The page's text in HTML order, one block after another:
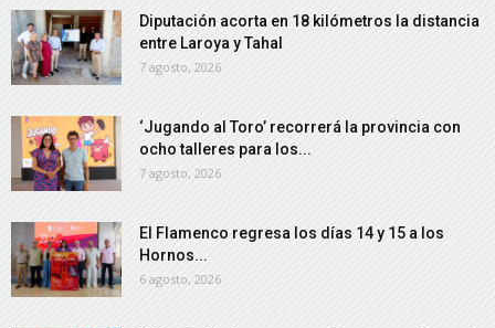
Diputación acorta en 18 kilómetros la distancia
entre Laroya y Tahal
7 agosto, 2026
‘Jugando al Toro’ recorrerá la provincia con
ocho talleres para los...
7 agosto, 2026
El Flamenco regresa los días 14 y 15 a los
Hornos...
6 agosto, 2026